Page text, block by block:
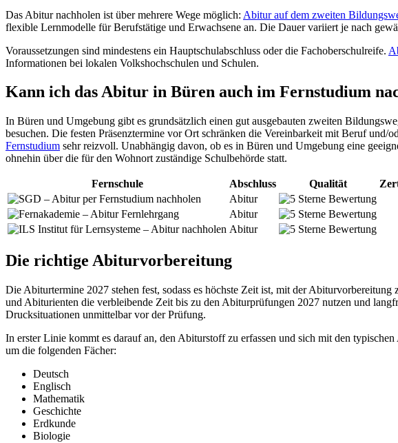
Das Abitur nachholen ist über mehrere Wege möglich: Abitur auf dem zweiten
flexible Lernmodelle für Berufstätige und Erwachsene an. Die Dauer variiert je nach
Voraussetzungen sind mindestens ein Hauptschulabschluss oder die Fachoberschulreife.
Informationen bei lokalen Volkshochschulen und Schulen.
Kann ich das Abitur in Büren auch im Fernstudium
In Büren und Umgebung gibt es grundsätzlich einen gut ausgebauten zweiten
besuchen. Die festen Präsenztermine vor Ort schränken die Vereinbarkeit mit Beruf und/
Fernstudium sehr reizvoll. Unabhängig davon, ob es in Büren und Umgebung eine
ohnehin über die für den Wohnort zuständige Schulbehörde statt.
Fernschule Abschluss Qualität
Abitur
Abitur
Abitur
Die richtige Abiturvorbereitung
Die Abiturtermine 2027 stehen fest, sodass es höchste Zeit ist, mit der
und Abiturienten die verbleibende Zeit bis zu den Abiturprüfungen 2027 nutzen und
Drucksituationen unmittelbar vor der Prüfung.
In erster Linie kommt es darauf an, den Abiturstoff zu erfassen und sich mit den
um die folgenden Fächer:
Deutsch
Englisch
Mathematik
Geschichte
Erdkunde
Biologie